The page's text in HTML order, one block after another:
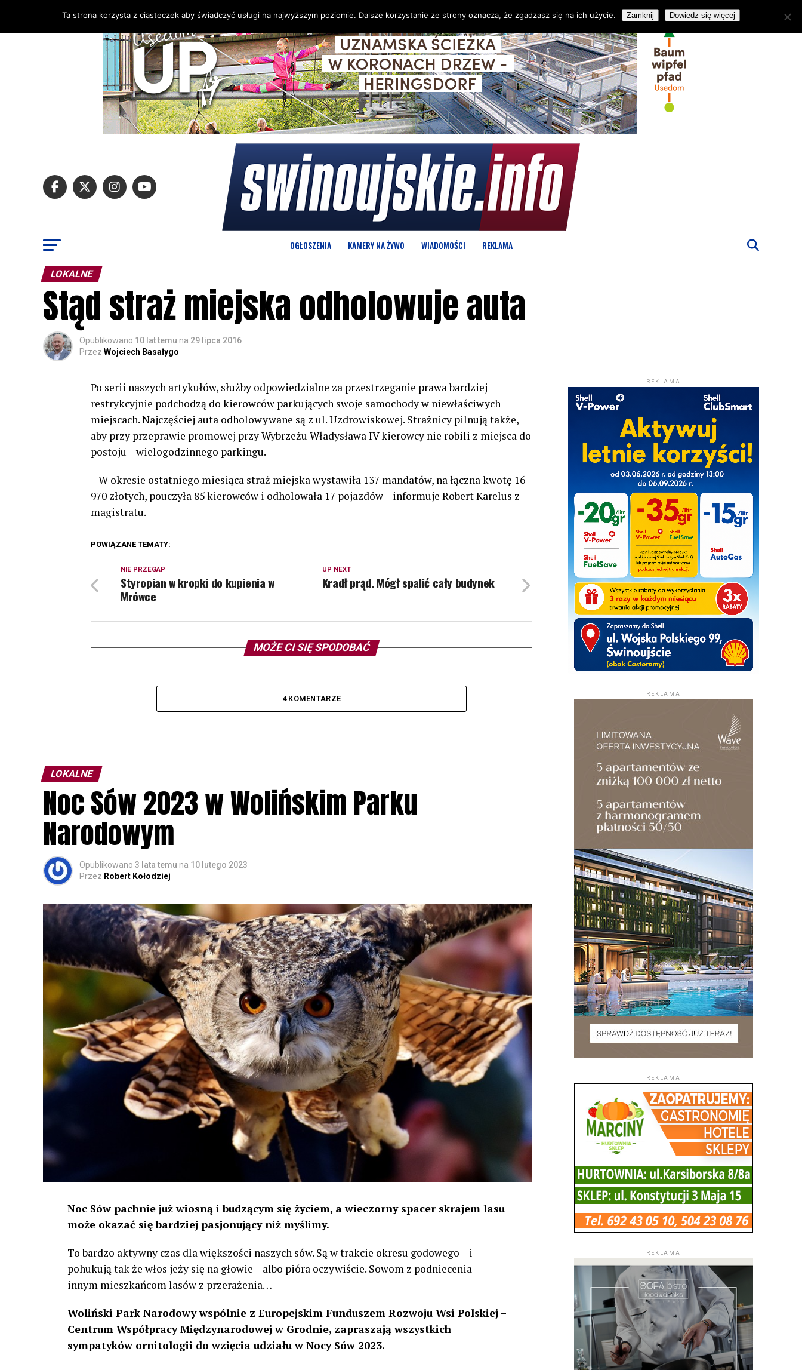
OGŁOSZENIA KAMERY NA ŻYWO WIADOMOŚCI REKLAMA
LOKALNE
Stąd straż miejska odholowuje auta
Opublikowano 10 lat temu na 29 lipca 2016
Przez Wojciech Basałygo
Po serii naszych artykułów, służby odpowiedzialne za przestrzeganie prawa bardziej
restrykcyjnie podchodzą do kierowców parkujących swoje samochody w niewłaściwych
miejscach. Najczęściej auta odholowywane są z ul. Uzdrowiskowej. Strażnicy pilnują także,
aby przy przeprawie promowej przy Wybrzeżu Władysława IV kierowcy nie robili z miejsca do
postoju – wielogodzinnego parkingu.
– W okresie ostatniego miesiąca straż miejska wystawiła 137 mandatów, na łączna kwotę 16
970 złotych, pouczyła 85 kierowców i odholowała 17 pojazdów – informuje Robert Karelus z
magistratu.
POWIĄZANE TEMATY:
UP NEXT
Kradł prąd. Mógł spalić cały budynek
NIE PRZEGAP
Styropian w kropki do kupienia w
Mrówce
MOŻE CI SIĘ SPODOBAĆ
4 KOMENTARZE
LOKALNE
Noc Sów 2023 w Wolińskim Parku
Narodowym
Opublikowano 3 lata temu na 10 lutego 2023
Przez Robert Kołodziej
Noc Sów pachnie już wiosną i budzącym się życiem, a wieczorny spacer skrajem lasu
może okazać się bardziej pasjonujący niż myślimy.
To bardzo aktywny czas dla większości naszych sów. Są w trakcie okresu godowego – i
pohukują tak że włos jeży się na głowie – albo pióra oczywiście. Sowom z podniecenia –
innym mieszkańcom lasów z przerażenia…
Woliński Park Narodowy wspólnie z Europejskim Funduszem Rozwoju Wsi Polskiej –
Centrum Współpracy Międzynarodowej w Grodnie, zapraszają wszystkich
sympatyków ornitologii do wzięcia udziału w Nocy Sów 2023.
REKLAMA
REKLAMA
REKLAMA
REKLAMA
Ta strona korzysta z ciasteczek aby świadczyć usługi na najwyższym poziomie. Dalsze korzystanie ze strony oznacza, że zgadzasz się na ich użycie. Zamknij Dowiedz się więcej